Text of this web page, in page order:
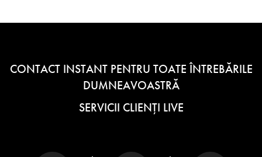
CONTACT INSTANT PENTRU TOATE ÎNTREBĂRILE
DUMNEAVOASTRĂ
SERVICII CLIENȚI LIVE